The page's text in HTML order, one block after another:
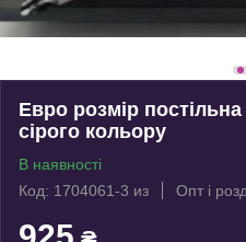
Евро розмір
сірого кольору
В наявності
Код: 1704061-3 из
Опт і